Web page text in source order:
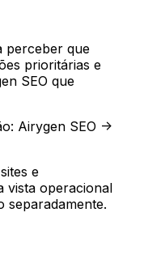
perceber que
prioritárias e
SEO que
Airygen SEO ->
e
vista operacional
separadamente.